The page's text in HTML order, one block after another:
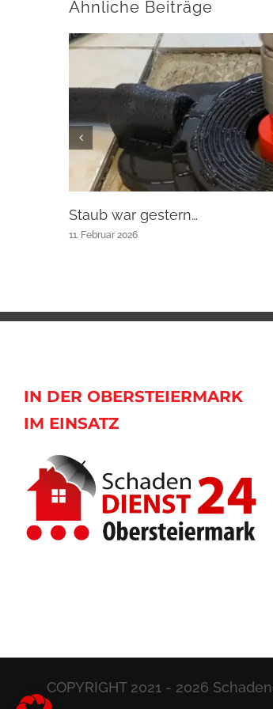
Ähnliche Beiträge
Staub war gestern…
11. Februar 2026
IN DER OBERSTEIERMARK
IM EINSATZ
COPYRIGHT 2021 - 2026